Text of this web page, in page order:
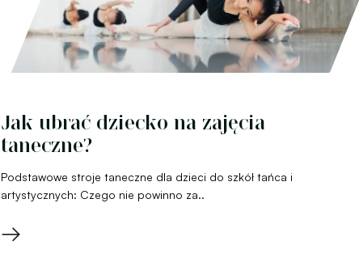
Jak ubrać dziecko na zajęcia
taneczne?
Podstawowe stroje taneczne dla dzieci do szkół tańca i
artystycznych: Czego nie powinno za..
→